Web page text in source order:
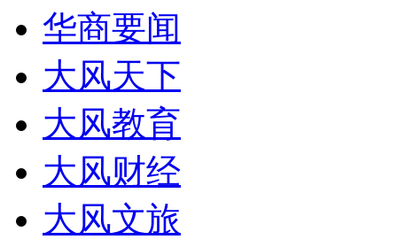
华商要闻
大风天下
大风教育
大风财经
大风文旅